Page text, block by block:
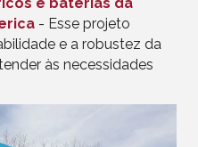
- Esse projeto
e a robustez da
às necessidades